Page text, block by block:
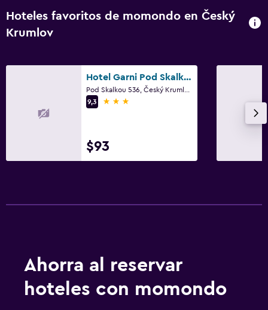
Hoteles favoritos de momondo en Český
Krumlov
Hotel Garni Pod Skalkou
9,3
3 estrellas
$93
Ahorra al reservar
hoteles con momondo